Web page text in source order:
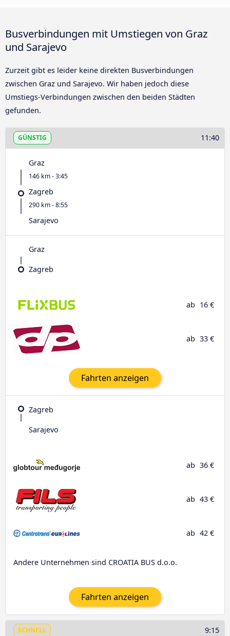
Busverbindungen mit Umstiegen von Graz
und Sarajevo
Zurzeit gibt es leider keine direkten Busverbindungen
zwischen Graz und Sarajevo. Wir haben jedoch diese
Umstiegs-Verbindungen zwischen den beiden Städten
gefunden.
GÜNSTIG 11:40
Graz
146 km - 3:45
Zagreb
290 km - 8:55
Sarajevo
Graz
Zagreb
ab 16 €
ab 33 €
Fahrten anzeigen
Zagreb
Sarajevo
ab 36 €
ab 43 €
ab 42 €
Andere Unternehmen sind CROATIA BUS d.o.o.
Fahrten anzeigen
SCHNELL 9:15